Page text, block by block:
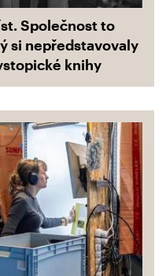
Společnost to
si nepředstavovaly
knihy